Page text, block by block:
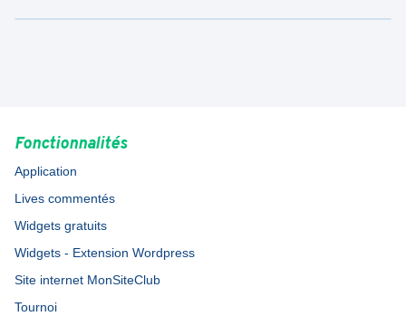
Fonctionnalités
Application
Lives commentés
Widgets gratuits
Widgets - Extension Wordpress
Site internet MonSiteClub
Tournoi